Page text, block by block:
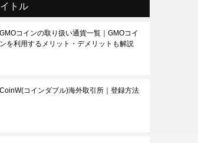
トル
GMOコインの取り扱い通貨一覧｜GMOコイ
ンを利用するメリット・デメリットも解説
CoinW(コインダブル)海外取引所｜登録方法